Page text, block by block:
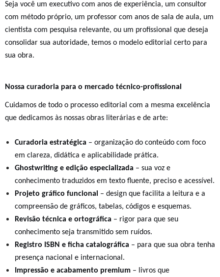
Seja você um executivo com anos de experiência, um consultor
com método próprio, um professor com anos de sala de aula, um
cientista com pesquisa relevante, ou um profissional que deseja
consolidar sua autoridade, temos o modelo editorial certo para
sua obra.
Nossa curadoria para o mercado técnico-profissional
Cuidamos de todo o processo editorial com a mesma excelência
que dedicamos às nossas obras literárias e de arte:
Curadoria estratégica – organização do conteúdo com foco
em clareza, didática e aplicabilidade prática.
Ghostwriting e edição especializada – sua voz e
conhecimento traduzidos em texto fluente, preciso e acessível.
Projeto gráfico funcional
– design que facilita a leitura e a
compreensão de gráficos, tabelas, códigos e esquemas.
Revisão técnica e ortográfica – rigor para que seu
conhecimento seja transmitido sem ruídos.
Registro ISBN e ficha catalográfica – para que sua obra tenha
presença nacional e internacional.
Impressão e acabamento premium – livros que